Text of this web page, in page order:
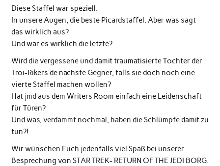
Diese Staffel war speziell.
In unsere Augen, die beste Picardstaffel. Aber was sagt
das wirklich aus?
Und war es wirklich die letzte?
Wird die vergessene und damit traumatisierte Tochter der
Troi-Rikers de nächste Gegner, falls sie doch noch eine
vierte Staffel machen wollen?
Hat jmd aus dem Writers Room einfach eine Leidenschaft
für Türen?
Und was, verdammt nochmal, haben die Schlümpfe damit zu
tun?!
Wir wünschen Euch jedenfalls viel Spaß bei unserer
Besprechung von STAR TREK- RETURN OF THE JEDI BORG.